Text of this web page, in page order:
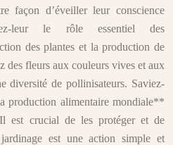
façon d’éveiller leur conscience
leur le rôle essentiel des
des plantes et la production de
des fleurs aux couleurs vives et aux
diversité de pollinisateurs. Saviez-
production alimentaire mondiale**
est crucial de les protéger et de
est une action simple et